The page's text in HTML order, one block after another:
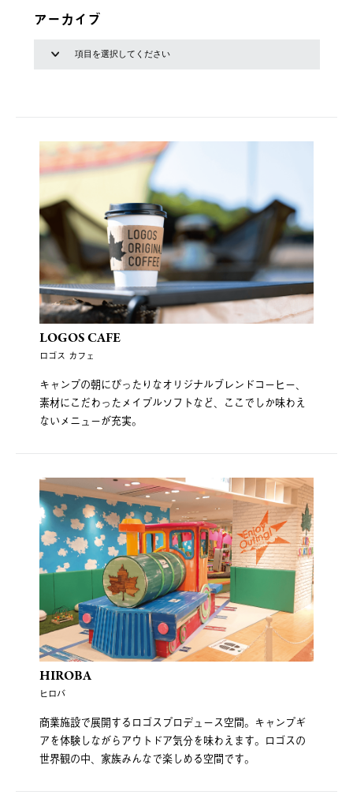
アーカイブ
LOGOS CAFE
ロゴス カフェ
キャンプの朝にぴったりなオリジナルブレンドコーヒー、
素材にこだわったメイプルソフトなど、ここでしか味わえ
ないメニューが充実。
HIROBA
ヒロバ
商業施設で展開するロゴスプロデュース空間。キャンプギ
アを体験しながらアウトドア気分を味わえます。ロゴスの
世界観の中、家族みんなで楽しめる空間です。